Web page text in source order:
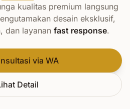
kualitas premium langsung
desain eksklusif,
dan layanan fast response.
via WA
Detail